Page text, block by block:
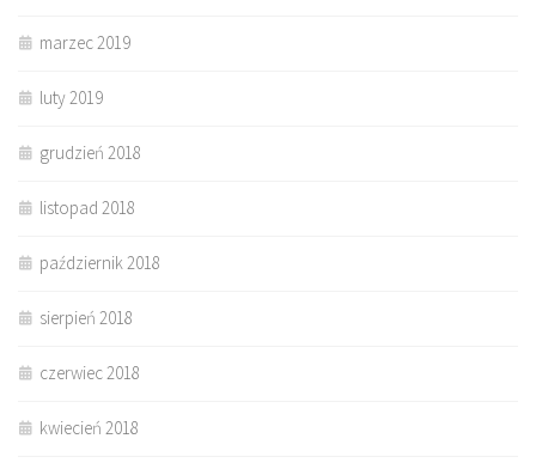
marzec 2019
luty 2019
grudzień 2018
listopad 2018
październik 2018
sierpień 2018
czerwiec 2018
kwiecień 2018